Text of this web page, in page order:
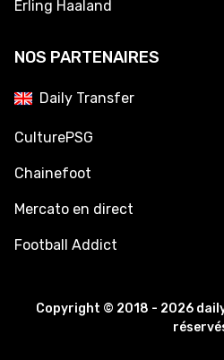
Erling Haaland
NOS PARTENAIRES
Daily Transfer
CulturePSG
Chainefoot
Mercato en direct
Football Addict
Copyright © 2018 - 2026